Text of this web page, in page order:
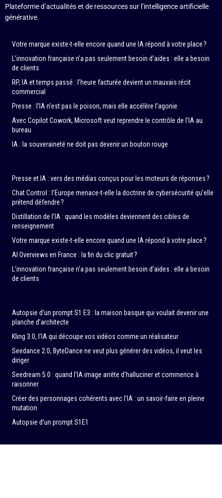
Plateforme d’actualités et de ressources sur l’intelligence artificielle
générative.
Votre marque existe-t-elle encore quand une IA répond à votre place ?
L’innovation française n’a pas seulement besoin d’aides : elle a besoin
de clients
RP, IA et temps passé : l’heure facturée devient un mauvais récit
commercial
Presse : l’IA n’est pas le poison, mais elle accélère l’agonie
Avec Copilot Cowork, Microsoft veut reprendre le contrôle de l’IA au
bureau
IA : la souveraineté ne doit pas devenir un bouton rouge
Presse et IA : vers des médias conçus pour les moteurs de réponses ?
Chat Control : l’Europe menace-t-elle la doctrine de cybersécurité qu’elle
prétend défendre ?
Distillation de l’IA : quand les modèles deviennent des cibles de
renseignement
Votre marque existe-t-elle encore quand une IA répond à votre place ?
AI Overviews en France : la fin du clic gratuit ?
L’innovation française n’a pas seulement besoin d’aides : elle a besoin
de clients
Autopsie d’un prompt S1 E3 : la maison basque qui voulait devenir une
planche d’architecte
Kling 3.0, l’IA qui découpe vos vidéos comme un réalisateur
Seedance 2.0, ByteDance ne veut plus générer des vidéos, il veut les
diriger
Seedream 5.0 : quand l’IA image arrête d’halluciner et commence à
raisonner
Créer des personnages cohérents avec l’IA : un savoir-faire en pleine
mutation
Autopsie d’un prompt S1E1